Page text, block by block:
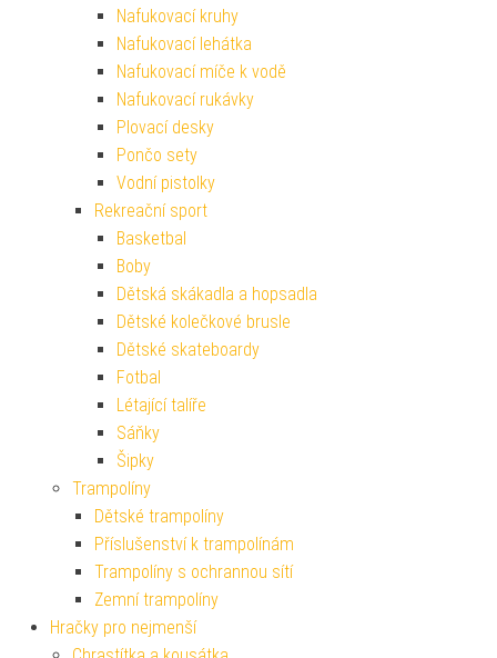
Nafukovací kruhy
Nafukovací lehátka
Nafukovací míče k vodě
Nafukovací rukávky
Plovací desky
Pončo sety
Vodní pistolky
Rekreační sport
Basketbal
Boby
Dětská skákadla a hopsadla
Dětské kolečkové brusle
Dětské skateboardy
Fotbal
Létající talíře
Sáňky
Šipky
Trampolíny
Dětské trampolíny
Příslušenství k trampolínám
Trampolíny s ochrannou sítí
Zemní trampolíny
Hračky pro nejmenší